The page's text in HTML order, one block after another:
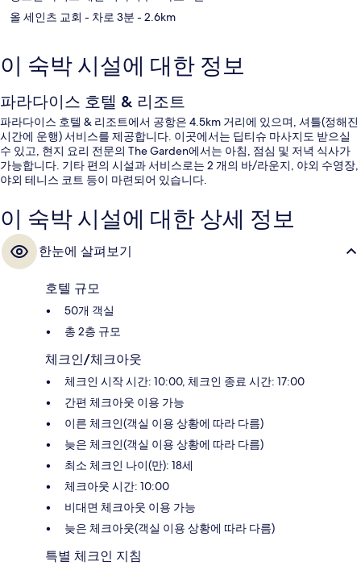
올 세인츠 교회 - 차로 3분 - 2.6km
이 숙박 시설에 대한 정보
파라다이스 호텔 & 리조트
파라다이스 호텔 & 리조트에서 공항은 4.5km 거리에 있으며, 셔틀(정해진
시간에 운행) 서비스를 제공합니다. 이곳에서는 딥티슈 마사지도 받으실
수 있고, 현지 요리 전문의 The Garden에서는 아침, 점심 및 저녁 식사가
가능합니다. 기타 편의 시설과 서비스로는 2 개의 바/라운지, 야외 수영장,
야외 테니스 코트 등이 마련되어 있습니다.
이 숙박 시설에 대한 상세 정보
한눈에 살펴보기
호텔 규모
50개 객실
총 2층 규모
체크인/체크아웃
체크인 시작 시간: 10:00, 체크인 종료 시간: 17:00
간편 체크아웃 이용 가능
이른 체크인(객실 이용 상황에 따라 다름)
늦은 체크인(객실 이용 상황에 따라 다름)
최소 체크인 나이(만): 18세
체크아웃 시간: 10:00
비대면 체크아웃 이용 가능
늦은 체크아웃(객실 이용 상황에 따라 다름)
특별 체크인 지침